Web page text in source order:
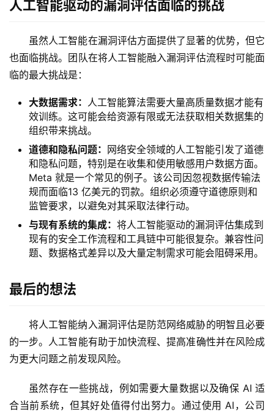
人工智能驱动的漏洞评估面临的挑战
虽然人工智能在漏洞评估方面提供了显著的优势，但它
也面临挑战。团队在将人工智能融入漏洞评估流程时可能面
临的最大挑战是：
大数据需求： 人工智能算法需要大量高质量数据才能有
效训练。这可能会给资源有限或无法获取相关数据集的
组织带来挑战。
道德和隐私问题： 网络安全领域的人工智能引发了道德
和隐私问题，特别是在收集和使用敏感用户数据方面。
Meta 就是一个常见的例子。该公司因忽视数据传输法
规而面临13 亿美元的罚款。组织必须遵守道德原则和
监管要求，以避免对其采取法律行动。
与现有系统的集成： 将人工智能驱动的漏洞评估集成到
现有的安全工作流程和工具链中可能很复杂。兼容性问
题、数据格式差异以及大量定制需求可能会阻碍采用。
最后的想法
将人工智能纳入漏洞评估是防范网络威胁的明智且必要
的一步。人工智能有助于加快流程、提高准确性并在风险成
为更大问题之前发现风险。
虽然存在一些挑战，例如需要大量数据以及确保 AI 适
合当前系统，但其好处值得付出努力。通过使用 AI，公司